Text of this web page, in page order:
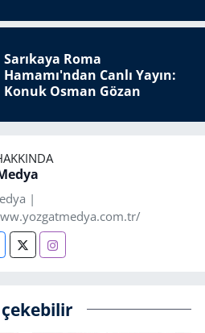
Sarıkaya Roma
Hamamı'ndan Canlı Yayın:
Konuk Osman Gözan
|